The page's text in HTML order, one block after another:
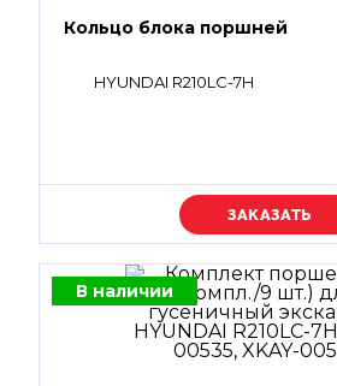
Кольцо блока поршней
HYUNDAI R210LC-7H
Уточняйте цену
В наличии